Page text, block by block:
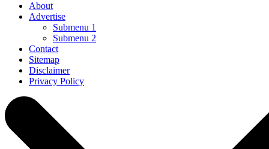
About
Advertise
Submenu 1
Submenu 2
Contact
Sitemap
Disclaimer
Privacy Policy